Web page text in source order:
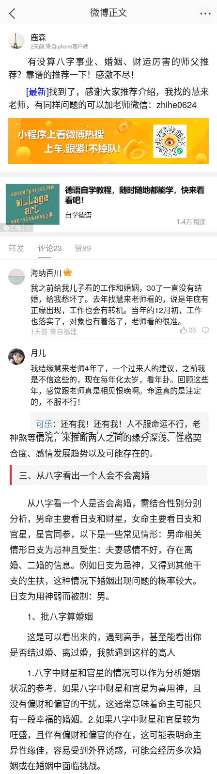
首页
批八字能看出婚姻吗？
2026-05-30 15:07:46 15 5 赞
生活中像批八字能看出婚姻吗？都是很常见的
问题，但是小问题不注意可能会引起大麻烦，下面
就这个问题给大家做一些解读：
一、生辰八字看婚姻靠谱吗
生辰八字看婚姻并不靠谱，缺乏科学依据。八
字命理属于传统文化范畴，主要依据出生时间推算
五行、十神、宫位等关系，用以推测婚姻倾向或潜
得心理参考或文化认同，但现代科学无法验证其预
测逻辑与因果机制。网络资料普遍指出，婚姻质量
更取决于性格磨合、沟通能力、价值观契合、
二、八字奇门测婚姻:已婚能看感情吗？案例
已婚可以通过八字奇门测婚姻感情状况，且能
分析婚姻中存在的问题并给出建议。以下从原理、
案例等方面进行阐述：原理八字奇门预测婚姻，并
非单纯看某一方八字，而是要综合夫妻双方八字信
息。通过分析双方八字中的五行生克、十神组合、
神煞等情况，来推断两人之间的缘分深浅、性格契
合度、感情发展趋势以及可能存在的。
三、从八字看出一个人会不会离婚
从八字看一个人是否会离婚，需结合性别分别
分析，男命主要看日支和财星，女命主要看日支和
官星，星宫同参，以下是一些常见情形：男命相关
情形日支为忌神且受生：夫妻感情不好，存在离
婚、二婚的信息。例如日支为忌神，又得到其他干
支的生扶，这种情况下婚姻出现问题的概率较大。
日支为用神弱而被制：男。
1、批八字算婚姻
这是可以看出来的，遇到高手，甚至能看出你
是否结过婚、离过婚，我就遇到这样的高人
1.八字中财星和官星的情况可以作为分析婚姻
状况的参考。如果八字中财星和官星为喜用神，且
没有偏财和偏官的干扰，这通常意味着命主可能只
有一段幸福的婚姻。2.如果八字中财星和官星较为
旺盛，且伴有偏财和偏官的存在，这可能表明命主
异性缘佳，容易受到外界诱惑，可能会经历多次婚
姻或在婚姻中面临挑战。
微博正文
鹿森
2天前 来自iphone客户端
有没算八字事业、婚姻、财运厉害的师父推
荐？靠谱的推荐一下！感激不尽！
[最新]找到了，感谢大家推荐介绍，我找的慧来
老师，有同样问题的可以加老师微信：zhihe0624
转发 评论23 赞89
海纳百川
我之前给我儿子看的工作和婚姻，30了一直没有结
婚，给我愁坏了。去年找慧来老师看的，说是年底有
正缘出现，工作也会有转机。当年的12月初，工作
也落实了，对象也有着落了，老师看的很准。
1天前 来自福建 26
月儿
我结缘慧来老师4年了，一个过来人的建议，之前我
是不信这些的，现在每年化太岁，看年卦。回顾这些
年，感觉跟老师真是相见恨晚啊。命运真的是注定
的，不服不行！
可乐：还有我！还有我！人不服命运不行，老
天爷会给你好好上一课的。一命二运三风水，
哪样不服都不行！
平安是福：我也是每年找老师化太岁，看年
卦，认识老师3年了，都是缘分啊！
心若莲花
我是做餐饮的，这两年，生意屡屡受挫，店开一家关
一家，要么生意不好，生意好的就出事。前些年攒的
家底快败光了，真是倒霉！我也想找人看看到底怎么
回事？
鹿森 ：你可以找老师看看，人有时不服命不行
啊！
是我从找店开始都是找慧来老师跟进的，选
址、风水、还有开业日子，哪哪都看了，虽然
大环境不好，但是我家生意还可以，前几天又
刚找老师做了补财库，希望财运更好一点！
2小时前 来自海南 18
梦醒时分
我女儿高二叛逆，大半年不上学，一说她就要死要活
的，把我们两口子愁的不行，朋友给我推荐的慧来老
师，一开始我是病急乱投医，这半年来，法事一个个
做完，我女儿跟变了个人一样，不期望她能考多好的
大学，只要能安安稳稳的把书读了，身体心理都健健
康康的我就很知足了！